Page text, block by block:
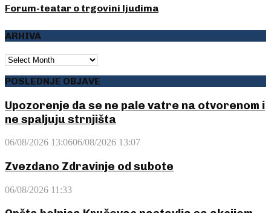
Forum-teatar o trgovini ljudima
ARHIVA
ARHIVA
POSLEDNJE OBJAVE
Upozorenje da se ne pale vatre na otvorenom i
ne spaljuju strnjišta
06/08/2026 13:0606/08/2026 13:07
Zvezdano Zdravinje od subote
06/08/2026 11:33